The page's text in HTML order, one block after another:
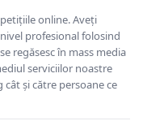
online. Aveți
profesional folosind
regăsesc în mass media
serviciilor noastre
și către persoane ce